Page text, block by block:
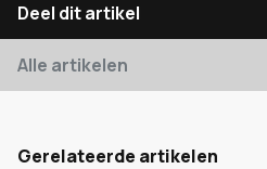
Deel dit artikel
Alle artikelen
Gerelateerde artikelen